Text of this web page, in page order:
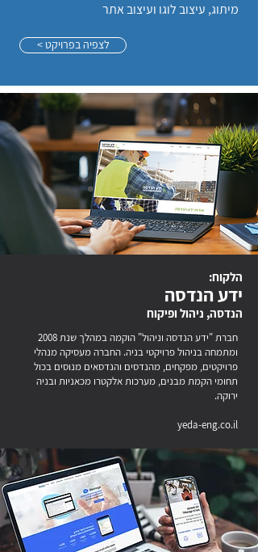
מיתוג, עיצוב לוגו ועיצוב אתר
< לצפיה בפרויקט
הלקוח:
ידע הנדסה
הנדסה, ניהול ופיקוח
חברת "ידע הנדסה וניהול" הוקמה במהלך שנת 2008
ומתמחה בניהול פרויקטי בניה. החברה מעסיקה מנהלי
פרויקטים, מפקחים, מהנדסים והנדסאים מנוסים בכול
תחומי הקמת מבנים, מערכות אלקטרו מכאניות ובניה
ירוקה.
yeda-eng.co.il